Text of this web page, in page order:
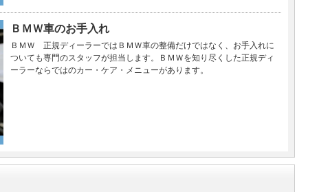
ＢＭＷ車のお手入れ
ＢＭＷ 正規ディーラーではＢＭＷ車の整備だけではなく、お手入れに
ついても専門のスタッフが担当します。ＢＭＷを知り尽くした正規ディ
ーラーならではのカー・ケア・メニューがあります。